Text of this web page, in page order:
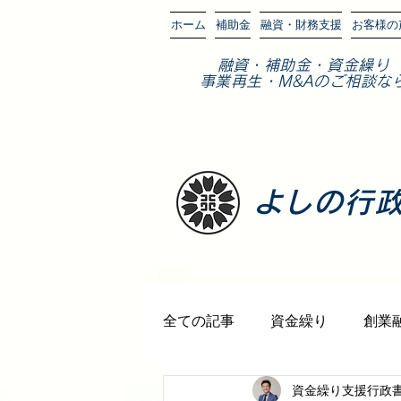
ホーム 補助金 融資・財務支援 お客様の
​融資・補助金・資金繰り
事業再生・M&Aのご相談な
よしの行
全ての記事 資金繰り 創業
各種許認可・会社設立 観
資金繰り支援行